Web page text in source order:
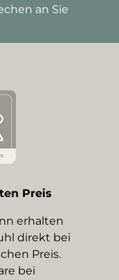
an Sie
Preis
erhalten
direkt bei
Preis.
bei